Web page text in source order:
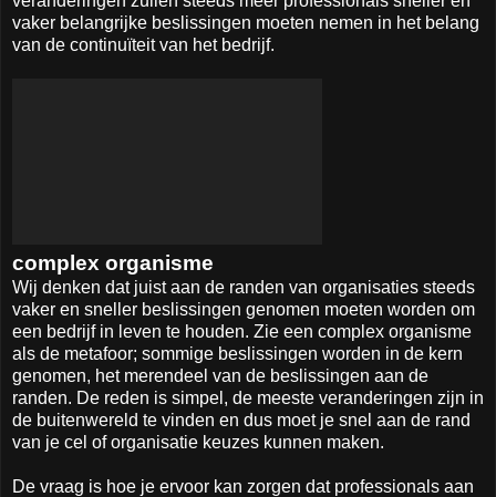
vaker belangrijke beslissingen moeten nemen in het belang
van de continuïteit van het bedrijf.
complex organisme
Wij denken dat juist aan de randen van organisaties steeds
vaker en sneller beslissingen genomen moeten worden om
een bedrijf in leven te houden. Zie een complex organisme
als de metafoor; sommige beslissingen worden in de kern
genomen, het merendeel van de beslissingen aan de
randen. De reden is simpel, de meeste veranderingen zijn in
de buitenwereld te vinden en dus moet je snel aan de rand
van je cel of organisatie keuzes kunnen maken.
De vraag is hoe je ervoor kan zorgen dat professionals aan